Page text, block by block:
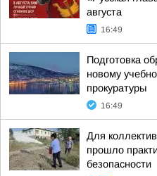
августа
16:49
Подготовка
новому
прокуратуры
16:49
Для
прошло
безопасности